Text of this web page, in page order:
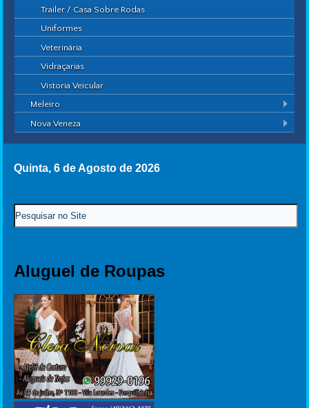
Trailer / Casa Sobre Rodas
Uniformes
Veterinária
Vidraçarias
Vistoria Veicular
Meleiro
Nova Veneza
Quinta, 6 de Agosto de 2026
Aluguel de Roupas